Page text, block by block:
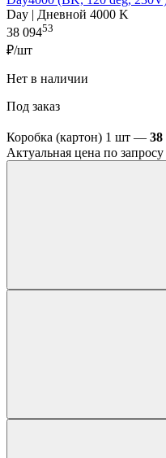
Day | Дневной 4000 K
38 09453
₽/шт
Нет в наличии
Под заказ
Коробка (картон) 1 шт — 38
Актуальная цена по запросу